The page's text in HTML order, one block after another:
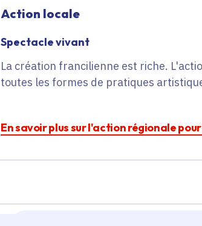
Action locale
Spectacle vivant
La création francilienne est riche.
toutes les formes de pratiques
En savoir plus sur l'action régionale